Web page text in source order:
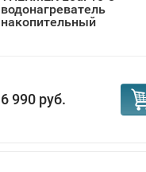
водонагреватель
накопительный
6 990 руб.